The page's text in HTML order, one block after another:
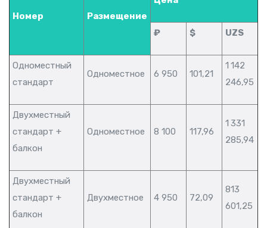
Номер Размещение
₽ $ UZS
Одноместный
стандарт
Одноместное 6 950 101,21
1 142
246,95
Двухместный
стандарт +
балкон
Одноместное 8 100 117,96
1 331
285,94
Двухместный
стандарт +
балкон
Двухместное 4 950 72,09
813
601,25